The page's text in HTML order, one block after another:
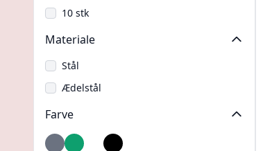
10 stk
Materiale
Stål
Ædelstål
Farve